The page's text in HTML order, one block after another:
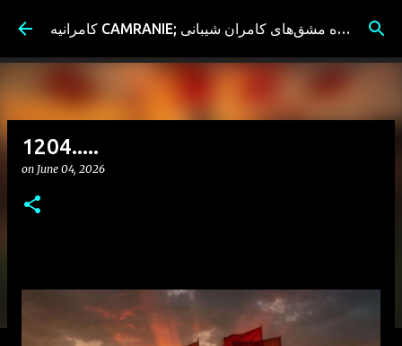
Skip to main content کامرانیه CAMRANIE; سیاه مشق‌های کامران شیبانی
1204.....
on June 04, 2026